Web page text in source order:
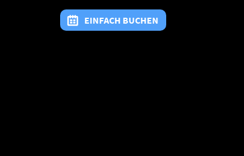
EINFACH BUCHEN